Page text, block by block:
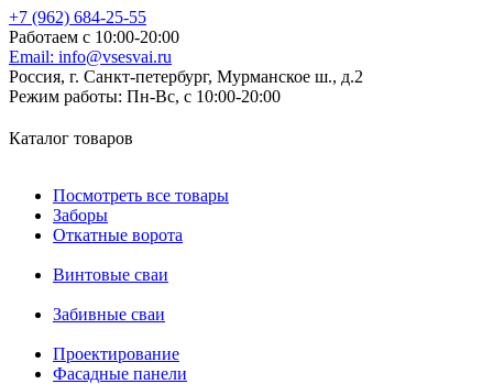
+7 (962) 684-25-55
Работаем с 10:00-20:00
Email: info@vsesvai.ru
Россия, г. Санкт-петербург, Мурманское ш., д.2
Режим работы: Пн-Вс, с 10:00-20:00
Каталог товаров
Посмотреть все товары
Заборы
Откатные ворота
Винтовые сваи
Забивные сваи
Проектирование
Фасадные панели